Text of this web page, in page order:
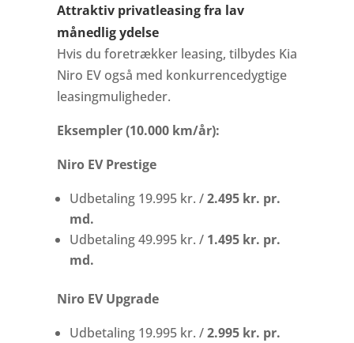
Attraktiv privatleasing fra lav
månedlig ydelse
Hvis du foretrækker leasing, tilbydes Kia
Niro EV også med konkurrencedygtige
leasingmuligheder.
Eksempler (10.000 km/år):
Niro EV Prestige
Udbetaling 19.995 kr. /2.495 kr. pr.
md.
Udbetaling 49.995 kr. / 1.495 kr. pr.
md.
Niro EV Upgrade
Udbetaling 19.995 kr. /2.995 kr. pr.